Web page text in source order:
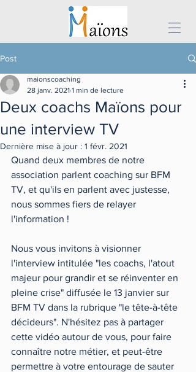
Post
Deux coachs Maïons pour
une interview TV
maionscoaching
28 janv. 2021 1 min de lecture
Dernière mise à jour : 1 févr. 2021
Quand deux membres de notre
association parlent coaching sur BFM
TV, et qu'ils en parlent avec justesse,
nous sommes fiers de relayer
l'information !
Nous vous invitons à visionner
l'interview intitulée "les coachs, l'atout
majeur pour grandir et se réinventer en
pleine crise" diffusée le 13 janvier sur
BFM TV dans la rubrique "le tête-à-tête
décideurs". N'hésitez pas à partager
cette vidéo autour de vous, pour faire
connaître notre métier, et peut-être
permettre à votre entourage de sauter